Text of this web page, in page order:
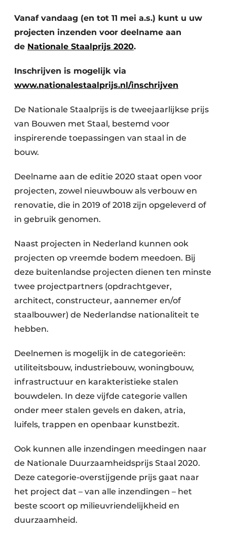
Vacature aanmelden
Vanaf vandaag (en tot 11 mei a.s.) kunt u uw
projecten inzenden voor deelname aan
de Nationale Staalprijs 2020.
Inschrijven is mogelijk via
www.nationalestaalprijs.nl/inschrijven
De Nationale Staalprijs is de tweejaarlijkse prijs
van Bouwen met Staal, bestemd voor
inspirerende toepassingen van staal in de
bouw.
Deelname aan de editie 2020 staat open voor
projecten, zowel nieuwbouw als verbouw en
renovatie, die in 2019 of 2018 zijn opgeleverd of
in gebruik genomen.
Naast projecten in Nederland kunnen ook
projecten op vreemde bodem meedoen. Bij
deze buitenlandse projecten dienen ten minste
twee projectpartners (opdrachtgever,
architect, constructeur, aannemer en/of
staalbouwer) de Nederlandse nationaliteit te
hebben.
Deelnemen is mogelijk in de categorieën:
utiliteitsbouw, industriebouw, woningbouw,
infrastructuur en karakteristieke stalen
bouwdelen. In deze vijfde categorie vallen
onder meer stalen gevels en daken, atria,
luifels, trappen en openbaar kunstbezit.
Ook kunnen alle inzendingen meedingen naar
de Nationale Duurzaamheidsprijs Staal 2020.
Deze categorie-overstijgende prijs gaat naar
het project dat – van alle inzendingen – het
beste scoort op milieuvriendelijkheid en
duurzaamheid.